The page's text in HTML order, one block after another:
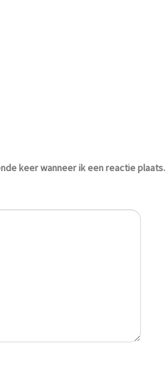
keer wanneer ik een reactie plaats.